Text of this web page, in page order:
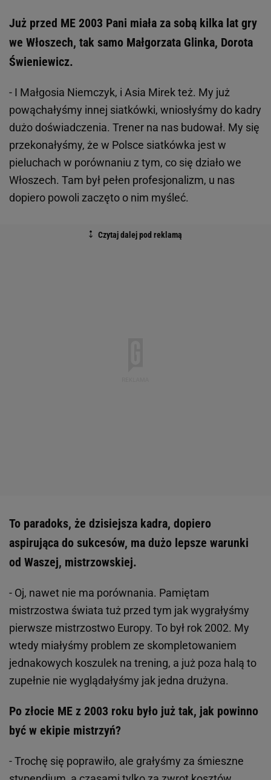
Już przed ME 2003 Pani miała za sobą kilka lat gry
we Włoszech, tak samo Małgorzata Glinka, Dorota
Świeniewicz.
- I Małgosia Niemczyk, i Asia Mirek też. My już
powąchałyśmy innej siatkówki, wniosłyśmy do kadry
dużo doświadczenia. Trener na nas budował. My się
przekonałyśmy, że w Polsce siatkówka jest w
pieluchach w porównaniu z tym, co się działo we
Włoszech. Tam był pełen profesjonalizm, u nas
dopiero powoli zaczęto o nim myśleć.
To paradoks, że dzisiejsza kadra, dopiero
aspirująca do sukcesów, ma dużo lepsze warunki
od Waszej, mistrzowskiej.
- Oj, nawet nie ma porównania. Pamiętam
mistrzostwa świata tuż przed tym jak wygrałyśmy
pierwsze mistrzostwo Europy. To był rok 2002. My
wtedy miałyśmy problem ze skompletowaniem
jednakowych koszulek na trening, a już poza halą to
zupełnie nie wyglądałyśmy jak jedna drużyna.
Po złocie ME z 2003 roku było już tak, jak powinno
być w ekipie mistrzyń?
- Trochę się poprawiło, ale grałyśmy za śmieszne